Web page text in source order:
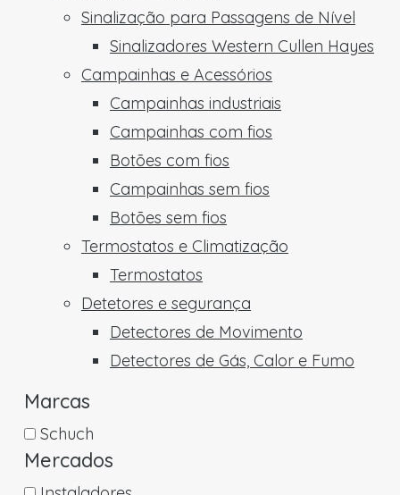
Sinalização para Passagens de Nível
Sinalizadores Western Cullen Hayes
Campainhas e Acessórios
Campainhas industriais
Campainhas com fios
Botões com fios
Campainhas sem fios
Botões sem fios
Termostatos e Climatização
Termostatos
Detetores e segurança
Detectores de Movimento
Detectores de Gás, Calor e Fumo
Marcas
Schuch
Mercados